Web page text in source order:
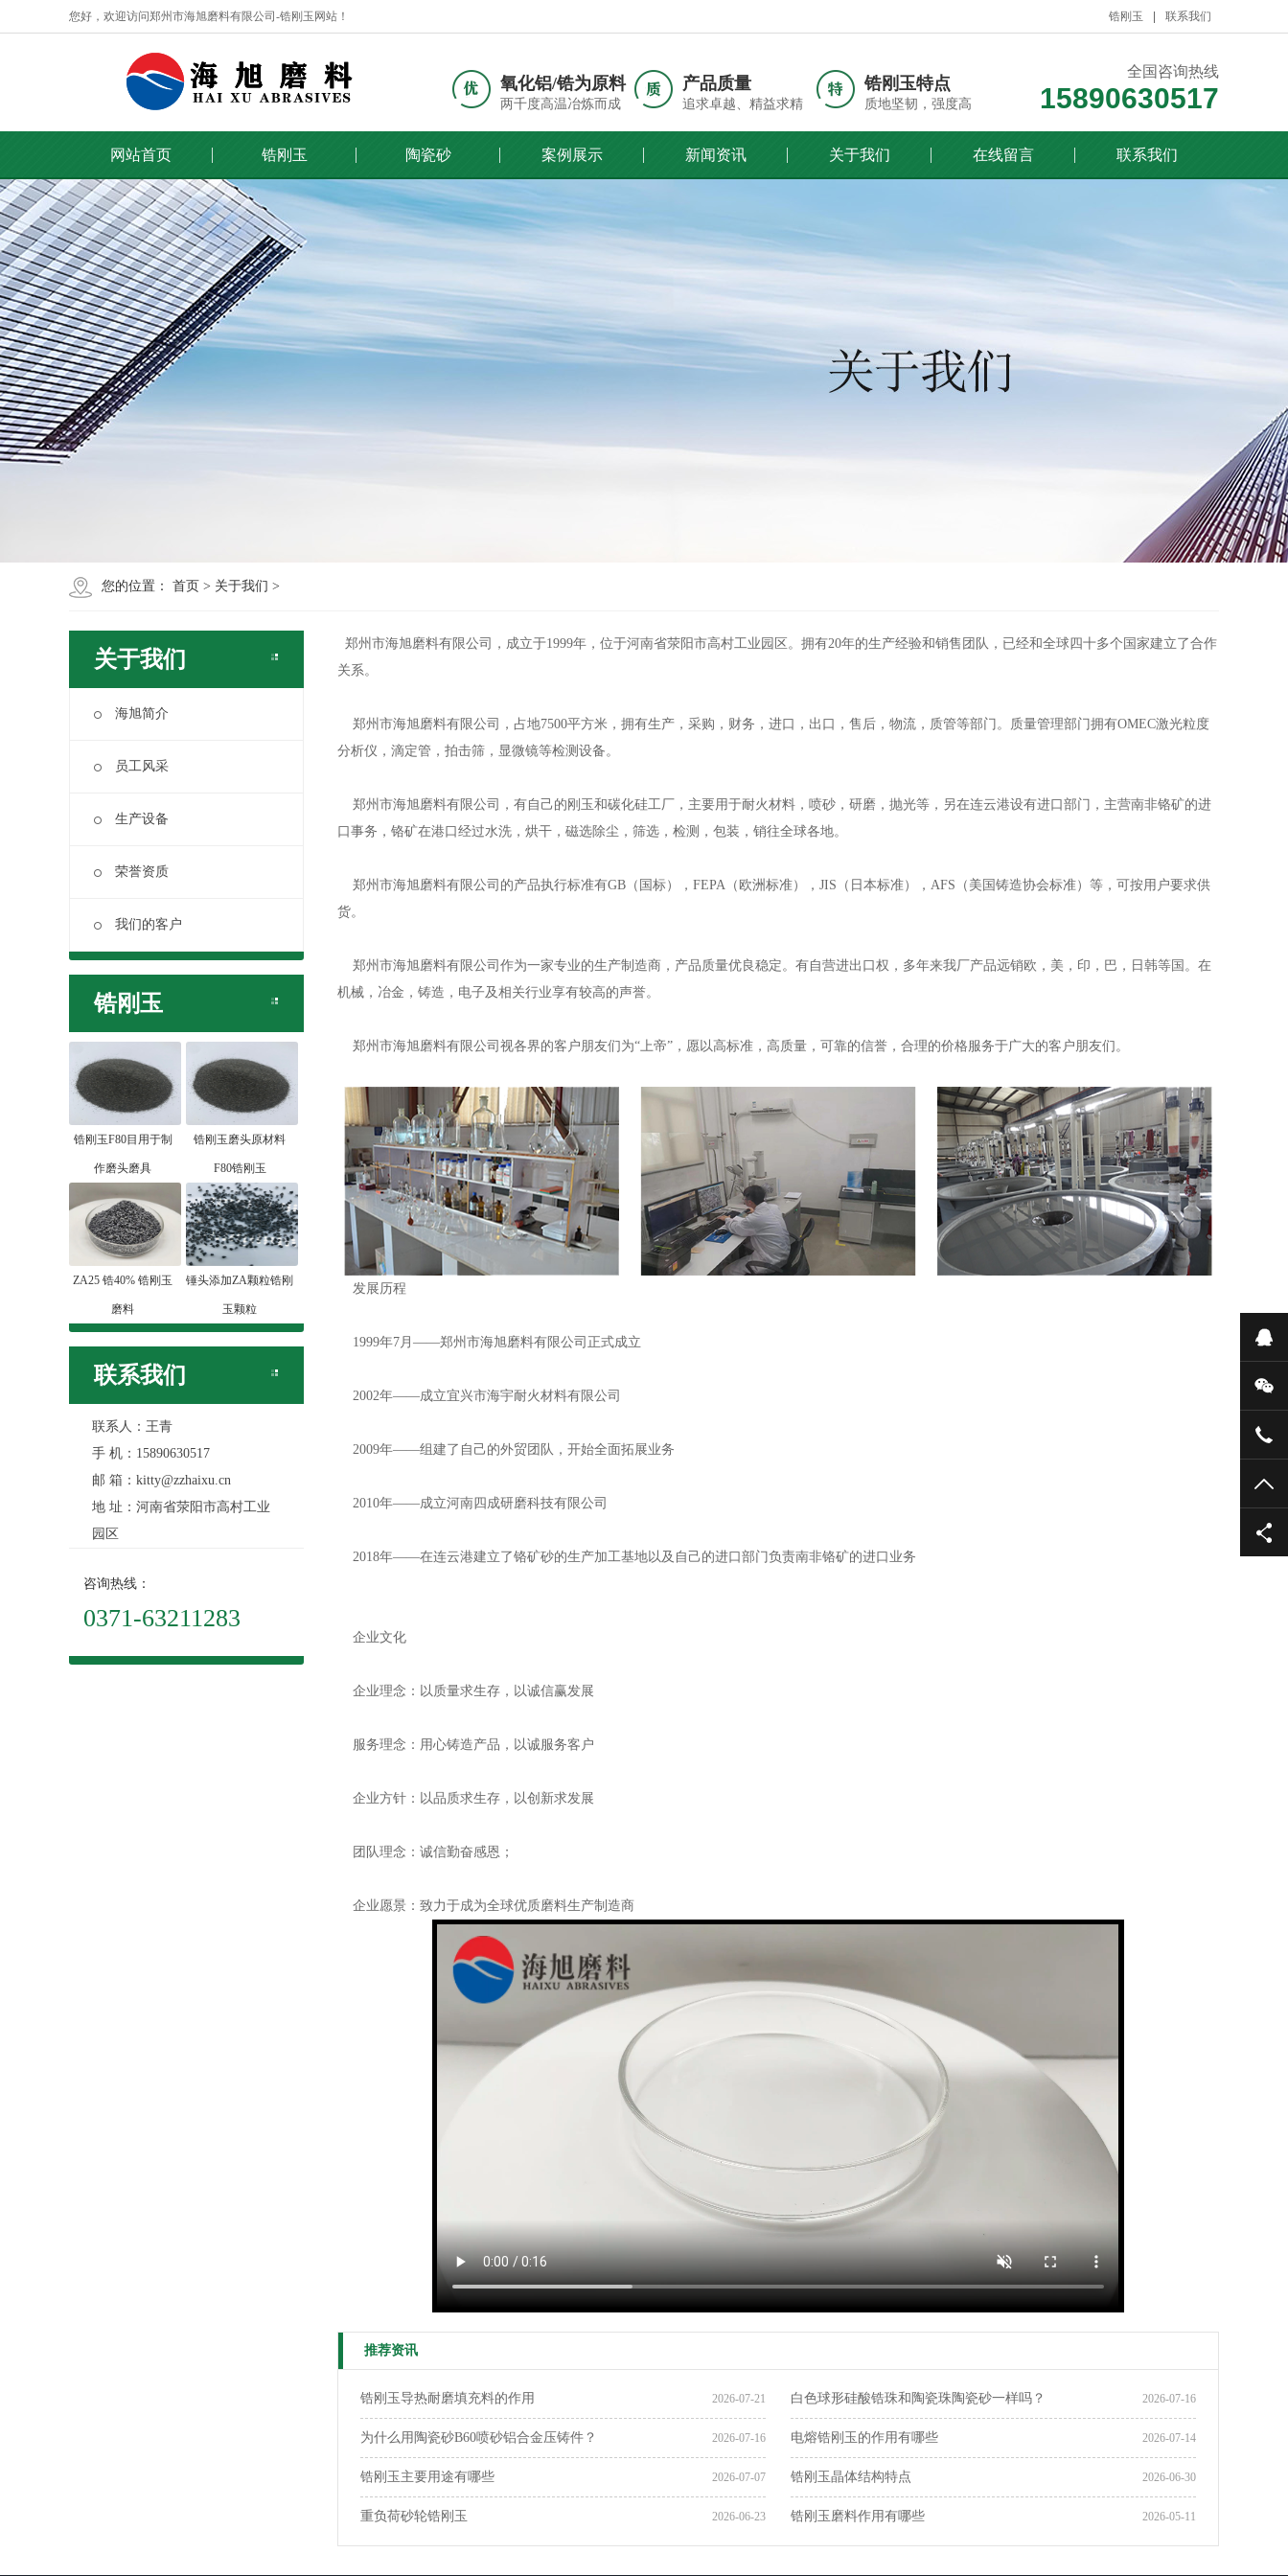
锆刚玉 联系我们
您好，欢迎访问郑州市海旭磨料有限公司-锆刚玉网站！
氧化铝/锆为原料
两千度高温冶炼而成
产品质量
追求卓越、精益求精
锆刚玉特点
质地坚韧，强度高
全国咨询热线
15890630517
网站首页 锆刚玉 陶瓷砂 案例展示 新闻资讯 关于我们 在线留言 联系我们
您的位置： 首页 > 关于我们 >
关于我们
海旭简介
员工风采
生产设备
荣誉资质
我们的客户
锆刚玉
锆刚玉F80目用于制
作磨头磨具
锆刚玉磨头原材料
F80锆刚玉
ZA25 锆40% 锆刚玉
磨料
锤头添加ZA颗粒锆刚
玉颗粒
联系我们
联系人：王青
手 机：15890630517
邮 箱：kitty@zzhaixu.cn
地 址：河南省荥阳市高村工业
园区
咨询热线：
0371-63211283
郑州市海旭磨料有限公司，成立于1999年，位于河南省荥阳市高村工业园区。拥有20年的生产经验和销售团队，已经和全球四十多个国家建立了合作
关系。
郑州市海旭磨料有限公司，占地7500平方米，拥有生产，采购，财务，进口，出口，售后，物流，质管等部门。质量管理部门拥有OMEC激光粒度
分析仪，滴定管，拍击筛，显微镜等检测设备。
郑州市海旭磨料有限公司，有自己的刚玉和碳化硅工厂，主要用于耐火材料，喷砂，研磨，抛光等，另在连云港设有进口部门，主营南非铬矿的进
口事务，铬矿在港口经过水洗，烘干，磁选除尘，筛选，检测，包装，销往全球各地。
郑州市海旭磨料有限公司的产品执行标准有GB（国标），FEPA（欧洲标准），JIS（日本标准），AFS（美国铸造协会标准）等，可按用户要求供
货。
郑州市海旭磨料有限公司作为一家专业的生产制造商，产品质量优良稳定。有自营进出口权，多年来我厂产品远销欧，美，印，巴，日韩等国。在
机械，冶金，铸造，电子及相关行业享有较高的声誉。
郑州市海旭磨料有限公司视各界的客户朋友们为“上帝”，愿以高标准，高质量，可靠的信誉，合理的价格服务于广大的客户朋友们。
发展历程
1999年7月——郑州市海旭磨料有限公司正式成立
2002年——成立宜兴市海宇耐火材料有限公司
2009年——组建了自己的外贸团队，开始全面拓展业务
2010年——成立河南四成研磨科技有限公司
2018年——在连云港建立了铬矿砂的生产加工基地以及自己的进口部门负责南非铬矿的进口业务
企业文化
企业理念：以质量求生存，以诚信赢发展
服务理念：用心铸造产品，以诚服务客户
企业方针：以品质求生存，以创新求发展
团队理念：诚信勤奋感恩；
企业愿景：致力于成为全球优质磨料生产制造商
推荐资讯
2026-07-21
锆刚玉导热耐磨填充料的作用 2026-07-16
白色球形硅酸锆珠和陶瓷珠陶瓷砂一样吗？
2026-07-16
为什么用陶瓷砂B60喷砂铝合金压铸件？ 2026-07-14
电熔锆刚玉的作用有哪些
2026-07-07
锆刚玉主要用途有哪些 2026-06-30
锆刚玉晶体结构特点
2026-06-23
重负荷砂轮锆刚玉 2026-05-11
锆刚玉磨料作用有哪些
在
微